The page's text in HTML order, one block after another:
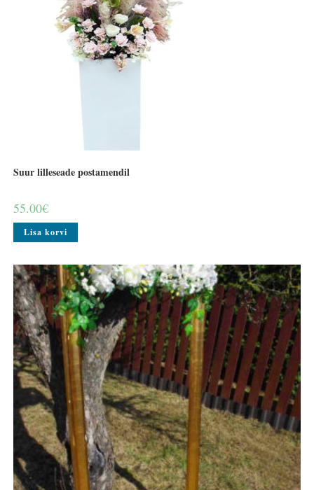
Suur lilleseade postamendil
55.00€
Lisa korvi